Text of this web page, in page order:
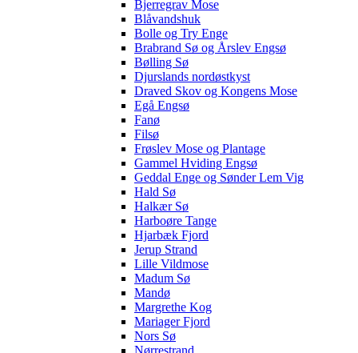
Bjerregrav Mose
Blåvandshuk
Bolle og Try Enge
Brabrand Sø og Årslev Engsø
Bølling Sø
Djurslands nordøstkyst
Draved Skov og Kongens Mose
Egå Engsø
Fanø
Filsø
Frøslev Mose og Plantage
Gammel Hviding Engsø
Geddal Enge og Sønder Lem Vig
Hald Sø
Halkær Sø
Harboøre Tange
Hjarbæk Fjord
Jerup Strand
Lille Vildmose
Madum Sø
Mandø
Margrethe Kog
Mariager Fjord
Nors Sø
Nørrestrand